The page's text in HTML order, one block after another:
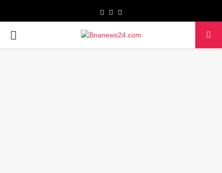
Facebook
Twitter
PRIMARY